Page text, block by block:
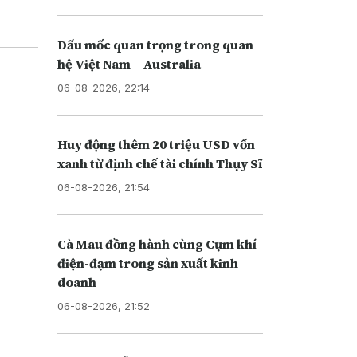
Dấu mốc quan trọng trong quan
hệ Việt Nam – Australia
06-08-2026, 22:14
Huy động thêm 20 triệu USD vốn
xanh từ định chế tài chính Thụy Sĩ
06-08-2026, 21:54
Cà Mau đồng hành cùng Cụm khí-
điện-đạm trong sản xuất kinh
doanh
06-08-2026, 21:52